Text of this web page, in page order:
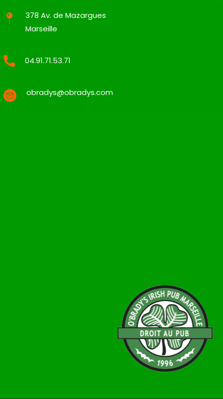
378 Av. de Mazargues
Marseille
04.91.71.53.71
obradys@obradys.com